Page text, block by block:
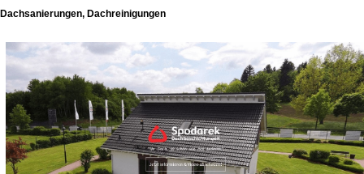
Dachsanierungen, Dachreinigungen